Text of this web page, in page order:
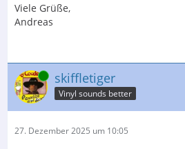
Viele Grüße,
Andreas
Online skiffletiger
Vinyl sounds better
27. Dezember 2025 um 10:05